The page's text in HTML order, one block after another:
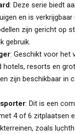
: Deze serie biedt
en is
zijn gericht op
gebruik.
: Geschikt voor het
hotels, resorts en
zijn beschikbaar in
: Dit is een
4 of 6 zitplaatsen
zoals